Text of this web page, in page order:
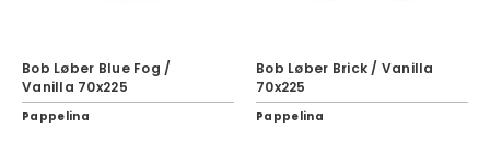
Bob Løber Blue Fog /
Vanilla 70x225
Pappelina
Bob Løber Brick / Vanilla
70x225
Pappelina